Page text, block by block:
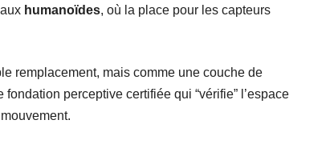
humanoïdes, où la place pour les capteurs
remplacement, mais comme une couche de
perceptive certifiée qui “vérifie” l’espace